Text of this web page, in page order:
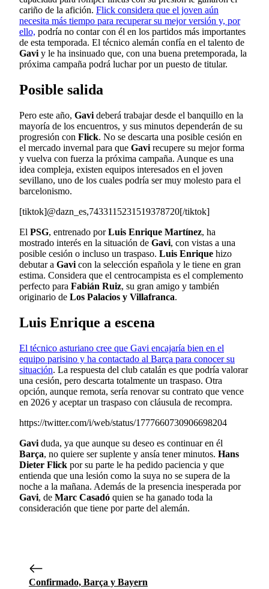
cariño de la afición. Flick considera que el joven aún
necesita más tiempo para recuperar su mejor versión y, por
ello, podría no contar con él en los partidos más importantes
de esta temporada. El técnico alemán confía en el talento de
Gavi y le ha insinuado que, con una buena pretemporada, la
próxima campaña podrá luchar por un puesto de titular.
Posible salida
Pero este año, Gavi deberá trabajar desde el banquillo en la
mayoría de los encuentros, y sus minutos dependerán de su
progresión con Flick. No se descarta una posible cesión en
el mercado invernal para que Gavi recupere su mejor forma
y vuelva con fuerza la próxima campaña. Aunque es una
idea compleja, existen equipos interesados en el joven
sevillano, uno de los cuales podría ser muy molesto para el
barcelonismo.
[tiktok]@dazn_es,7433115231519378720[/tiktok]
El PSG, entrenado porLuis Enrique Martínez, ha
mostrado interés en la situación de Gavi, con vistas a una
posible cesión o incluso un traspaso. Luis Enrique hizo
debutar a Gavi con la selección española y le tiene en gran
estima. Considera que el centrocampista es el complemento
perfecto para Fabián Ruiz, su gran amigo y también
originario de Los Palacios y Villafranca.
Luis Enrique a escena
El técnico asturiano cree que Gavi encajaría bien en el
equipo parisino y ha contactado al Barça para conocer su
situación. La respuesta del club catalán es que podría valorar
una cesión, pero descarta totalmente un traspaso. Otra
opción, aunque remota, sería renovar su contrato que vence
en 2026 y aceptar un traspaso con cláusula de recompra.
https://twitter.com/i/web/status/1777660730906698204
Gavi duda, ya que aunque su deseo es continuar en él
Barça, no quiere ser suplente y ansía tener minutos. Hans
Dieter Flick por su parte le ha pedido paciencia y que
entienda que una lesión como la suya no se supera de la
noche a la mañana. Además de la presencia inesperada por
Gavi, de Marc Casadó quien se ha ganado toda la
consideración que tiene por parte del alemán.
Confirmado, Barça y Bayern